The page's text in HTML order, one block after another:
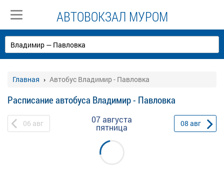
АВТОВОКЗАЛ МУРОМ
Главная Автобус Владимир - Павловка
Расписание автобуса Владимир - Павловка
06 авг 07 августа
пятница 08 авг